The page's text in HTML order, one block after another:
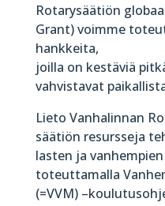
Rotarysäätiön
Grant) voimme
hankkeita,
joilla on kestäviä
vahvistavat
Lieto Vanhalinnan
säätiön resursseja
lasten ja
toteuttamalla
(=VVM)